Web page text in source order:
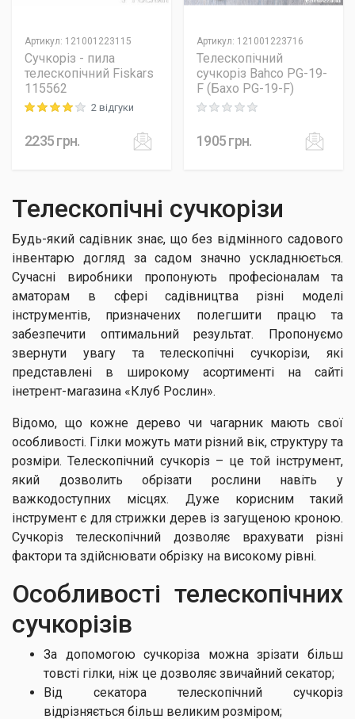
Артикул: 121001223115
Сучкоріз - пила
телескопічний Fiskars
115562
Rating: 4 out of 52 відгуки
2235грн.
Артикул: 121001223716
Телескопічний
сучкоріз Bahco PG-19-
F (Бахо PG-19-F)
Rating: 0 out of 5
1905грн.
Телескопічні сучкорізи
Будь-який садівник знає, що без відмінного садового
інвентарю догляд за садом значно ускладнюється.
Сучасні виробники пропонують професіоналам та
аматорам в сфері садівництва різні моделі
інструментів, призначених полегшити працю та
забезпечити оптимальний результат. Пропонуємо
звернути увагу та телескопічні сучкорізи, які
представлені в широкому асортименті на сайті
інетрент-магазина «Клуб Рослин».
Відомо, що кожне дерево чи чагарник мають свої
особливості. Гілки можуть мати різний вік, структуру та
розміри. Телескопічний сучкоріз – це той інструмент,
який дозволить обрізати рослини навіть у
важкодоступних місцях. Дуже корисним такий
інструмент є для стрижки дерев із загущеною кроною.
Сучкоріз телескопічний дозволяє врахувати різні
фактори та здійснювати обрізку на високому рівні.
Особливості телескопічних
сучкорізів
За допомогою сучкоріза можна зрізати більш
товсті гілки, ніж це дозволяє звичайний секатор;
Від секатора телескопічний сучкоріз
відрізняється більш великим розміром;